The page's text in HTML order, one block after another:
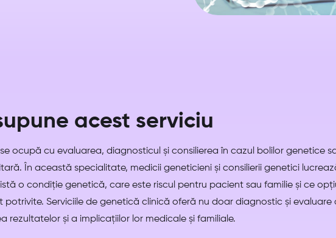
acest serviciu
ocupă cu evaluarea, diagnosticul și consilierea în cazul bolilor genetice
În această specialitate, medicii geneticieni și consilierii genetici
o condiție genetică, care este riscul pentru pacient sau familie și ce
potrivite. Serviciile de genetică clinică oferă nu doar diagnostic și evaluare
rezultatelor și a implicațiilor lor medicale și familiale.